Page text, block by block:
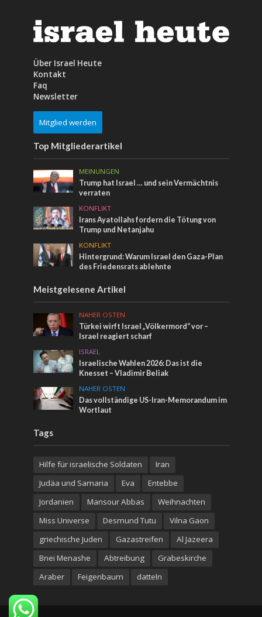
Über Israel Heute
Kontakt
Faq
Newsletter
Mitglied werden
Top Mitgliederartikel
MEINUNGEN
Trump hat Israel … und sein Vermächtnis
verraten
KONFLIKT
Irans Ayatollahs fordern die Tötung von
Trump und Netanjahu
KONFLIKT
Hintergrund: Warum Israel den Gaza-Plan
des Friedensrats ablehnte
Meistgelesene Artikel
NAHER OSTEN
Türkei wirft Israel „Völkermord“ vor –
Israel reagiert scharf
ISRAEL
Israelische Wahlen 2026: Das ist die
Knesset – Vladimir Beliak
NAHER OSTEN
Das vollständige US-Iran-Memorandum im
Wortlaut
Tags
Hilfe für israelische Soldaten
Iran
Judäa und Samaria
Eva
Entebbe
Jordanien
Mansour Abbas
Weihnachten
Miss Universe
Desmund Tutu
Vilna Gaon
griechische Juden
Gazastreifen
Al Jazeera
Bnei Menashe
Abtreibung
Grabeskirche
Araber
Feigenbaum datteln